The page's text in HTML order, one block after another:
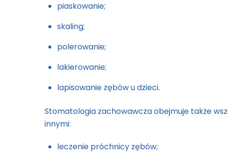
piaskowanie;
skaling;
polerowanie;
lakierowanie;
lapisowanie zębów u dzieci.
Stomatologia zachowawcza obejmuje także
innymi:
leczenie próchnicy zębów;